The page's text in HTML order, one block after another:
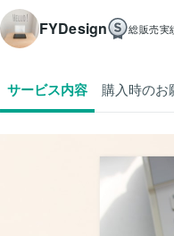
FYDesign 総販売実
サービス内容 購入時のお